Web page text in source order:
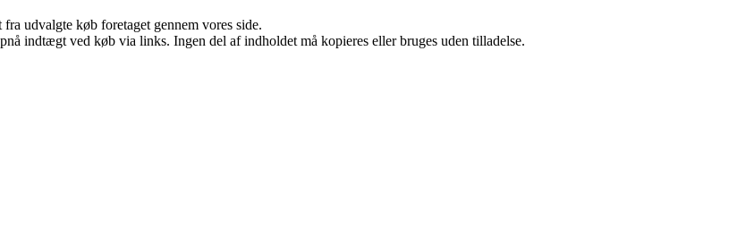
udvalgte køb foretaget gennem vores side.
indtægt ved køb via links. Ingen del af indholdet må kopieres eller bruges uden tilladelse.